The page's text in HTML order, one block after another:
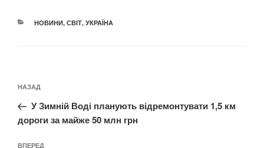
КАТЕГОРІЇ
НОВИНИ, СВІТ, УКРАЇНА
записів
Попередній
запис:
НАЗАД
У Зимній Воді планують відремонтувати 1,5 км
дороги за майже 50 млн грн
ВПЕРЕД